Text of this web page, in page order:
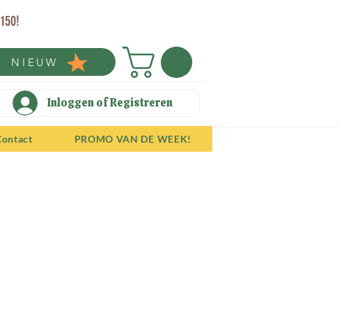
NIEUW
Inloggen of Registreren
PROMO VAN DE WEEK!